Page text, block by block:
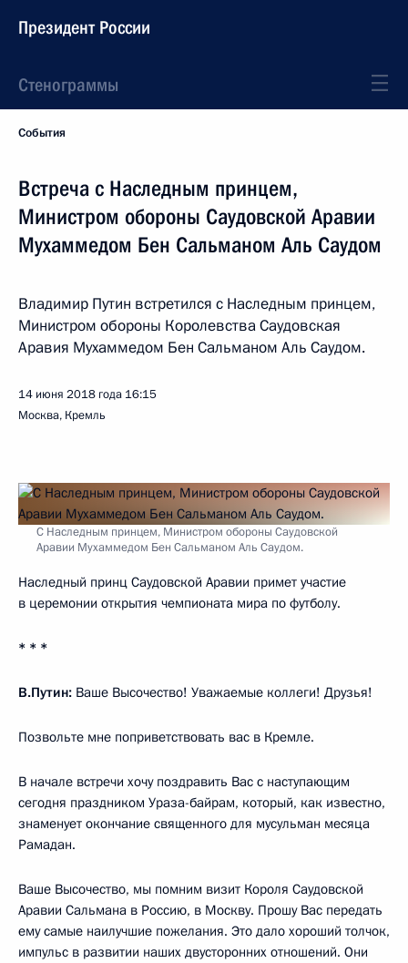
Президент России
Стенограммы
События
Встреча с Наследным принцем,
Министром обороны Саудовской Аравии
Мухаммедом Бен Сальманом Аль Саудом
Владимир Путин встретился с Наследным принцем,
Министром обороны Королевства Саудовская
Аравия Мухаммедом Бен Сальманом Аль Саудом.
14 июня 2018 года 16:15
Москва, Кремль
С Наследным принцем, Министром обороны Саудовской
Аравии Мухаммедом Бен Сальманом Аль Саудом.
Наследный принц Саудовской Аравии примет участие
в церемонии открытия чемпионата мира по футболу.
* * *
В.Путин: Ваше Высочество! Уважаемые коллеги! Друзья!
Позвольте мне поприветствовать вас в Кремле.
В начале встречи хочу поздравить Вас с наступающим
сегодня праздником Ураза-байрам, который, как известно,
знаменует окончание священного для мусульман месяца
Рамадан.
Ваше Высочество, мы помним визит Короля Саудовской
Аравии Сальмана в Россию, в Москву. Прошу Вас передать
ему самые наилучшие пожелания. Это дало хороший толчок,
импульс в развитии наших двусторонних отношений. Они